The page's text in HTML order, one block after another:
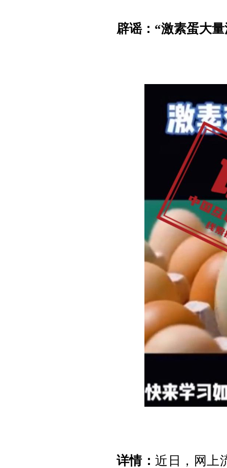
辟谣：“激素蛋大
详情：近日，网上